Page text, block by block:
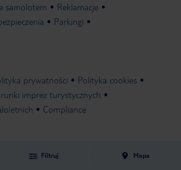
Filtruj Mapa
samolotem
Reklamacje
Parkingi
prywatności
Polityka cookies
imprez turystycznych
Compliance